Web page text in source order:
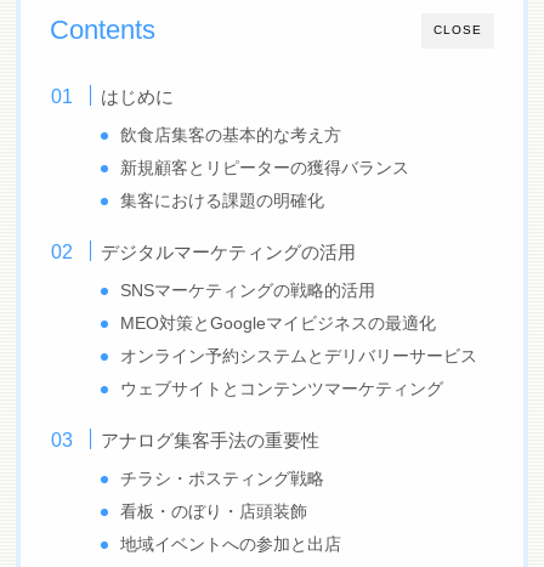
CLOSE
Contents
はじめに
飲食店集客の基本的な考え方
新規顧客とリピーターの獲得バランス
集客における課題の明確化
デジタルマーケティングの活用
SNSマーケティングの戦略的活用
MEO対策とGoogleマイビジネスの最適化
オンライン予約システムとデリバリーサービス
ウェブサイトとコンテンツマーケティング
アナログ集客手法の重要性
チラシ・ポスティング戦略
看板・のぼり・店頭装飾
地域イベントへの参加と出店